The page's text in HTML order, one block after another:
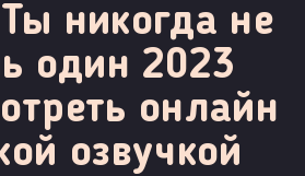
Ты никогда не
один 2023
онлайн
озвучкой